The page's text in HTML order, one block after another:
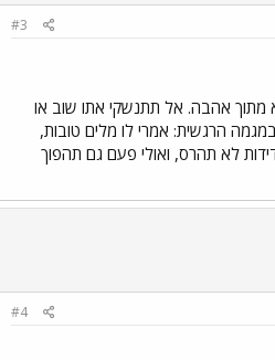
#3
אהבה. אל תתנשקי אתו שוב או
הרגשית: אמרי לו מלים טובות,
לא תהרס, ואולי פעם גם תהפוך
#4